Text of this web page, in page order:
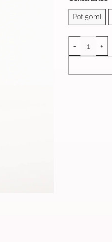
Pot 50ml